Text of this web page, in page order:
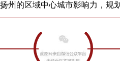
州的区域中心城市影响力，规